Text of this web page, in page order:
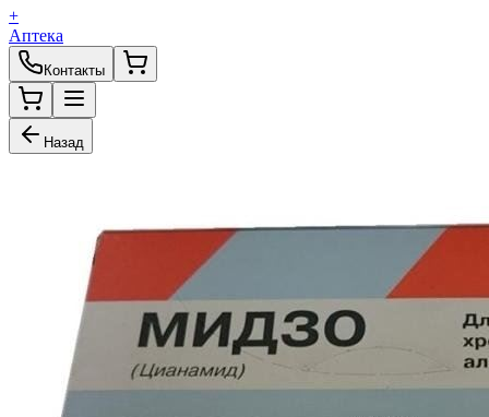
+
Аптека
Контакты
Назад